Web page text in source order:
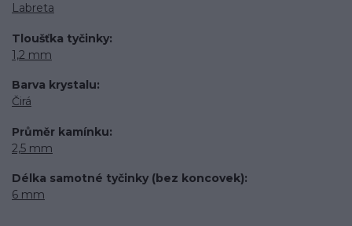
Labreta
Tloušťka tyčinky
1,2 mm
Barva krystalu
Čirá
Průměr kamínku
2,5 mm
Délka samotné tyčinky (bez koncovek)
6 mm